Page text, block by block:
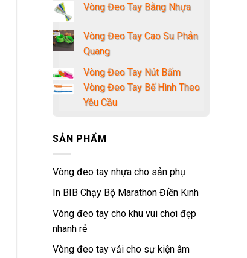
Vòng Đeo Tay Bằng Nhựa
Vòng Đeo Tay Cao Su Phản
Quang
Vòng Đeo Tay Nút Bấm
Vòng Đeo Tay Bế Hình Theo
Yêu Cầu
SẢN PHẨM
Vòng đeo tay nhựa cho sản phụ
In BIB Chạy Bộ Marathon Điền Kinh
Vòng đeo tay cho khu vui chơi đẹp
nhanh rẻ
Vòng đeo tay vải cho sự kiện âm